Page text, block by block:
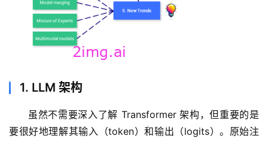
1. LLM 架构
虽然不需要深入了解 Transformer 架构，但重要的是
要很好地理解其输入（token）和输出（logits）。原始注